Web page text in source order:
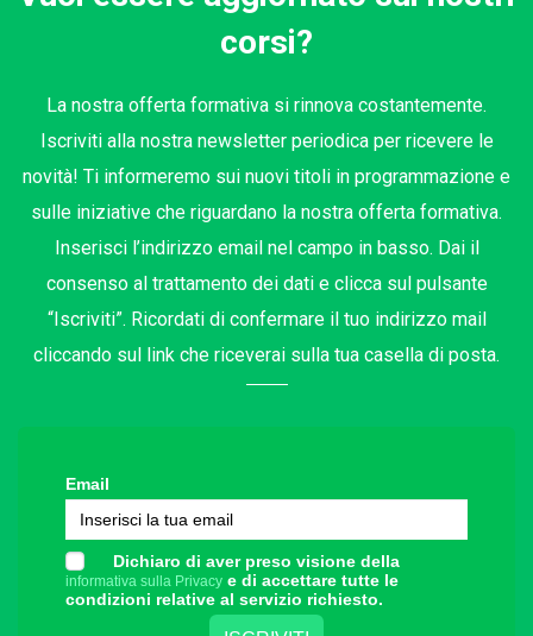
corsi?
La nostra offerta formativa si rinnova costantemente.
Iscriviti alla nostra newsletter periodica per ricevere le
novità! Ti informeremo sui nuovi titoli in programmazione e
sulle iniziative che riguardano la nostra offerta formativa.
Inserisci l’indirizzo email nel campo in basso. Dai il
consenso al trattamento dei dati e clicca sul pulsante
“Iscriviti”. Ricordati di confermare il tuo indirizzo mail
cliccando sul link che riceverai sulla tua casella di posta.
Email
Dichiaro di aver preso visione della
informativa sulla Privacy e di accettare tutte le
condizioni relative al servizio richiesto.